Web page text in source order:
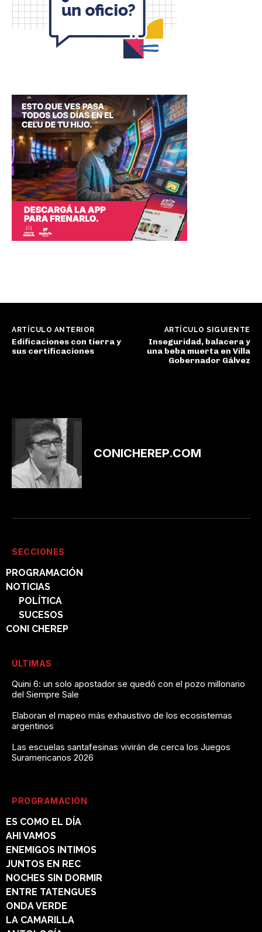
ARTÍCULO ANTERIOR
Edificaciones con tierra y
sus certificaciones
ARTÍCULO SIGUIENTE
Inseguridad, balacera y
una beba muerta en Villa
Gobernador Gálvez
CONICHEREP.COM
SECCIONES
PROGRAMACIÓN
NOTICIAS
POLÍTICA
SUCESOS
CONI CHEREP
ÚLTIMAS
Quini 6: un solo apostador se quedó con el pozo millonario
del Siempre Sale
Elaboran el mapeo más exhaustivo de los ecosistemas
argentinos
Las escuelas santafesinas vivirán de cerca los Juegos
Suramericanos 2026
PROGRAMACIÓN
ES COMO EL DÍA
AHI VAMOS
ENEMIGOS INTIMOS
JUNTOS EN REC
NOCHES SIN DORMIR
ENTRE TATENGUES
ONDA VERDE
LA CAMARILLA